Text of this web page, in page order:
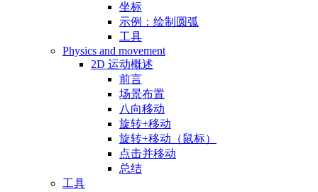
坐标
示例：绘制圆弧
工具
Physics and movement
2D 运动概述
前言
场景布置
八向移动
旋转+移动
旋转+移动（鼠标）
点击并移动
总结
工具